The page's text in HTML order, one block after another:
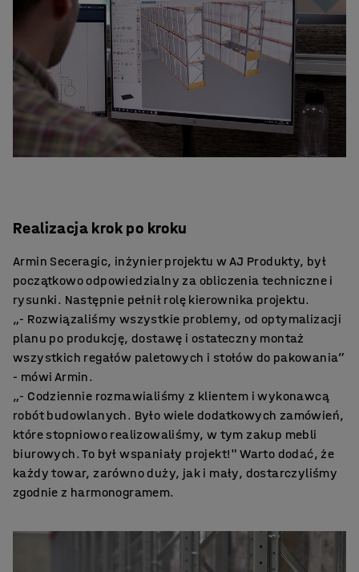
Realizacja krok po kroku
Armin Seceragic, inżynier projektu w AJ Produkty, był
początkowo odpowiedzialny za obliczenia techniczne i
rysunki. Następnie pełnił rolę kierownika projektu.
„- Rozwiązaliśmy wszystkie problemy, od optymalizacji
planu po produkcję, dostawę i ostateczny montaż
wszystkich regałów paletowych i stołów do pakowania”
- mówi Armin.
„- Codziennie rozmawialiśmy z klientem i wykonawcą
robót budowlanych. Było wiele dodatkowych zamówień,
które stopniowo realizowaliśmy, w tym zakup mebli
biurowych. To był wspaniały projekt!" Warto dodać, że
każdy towar, zarówno duży, jak i mały, dostarczyliśmy
zgodnie z harmonogramem.